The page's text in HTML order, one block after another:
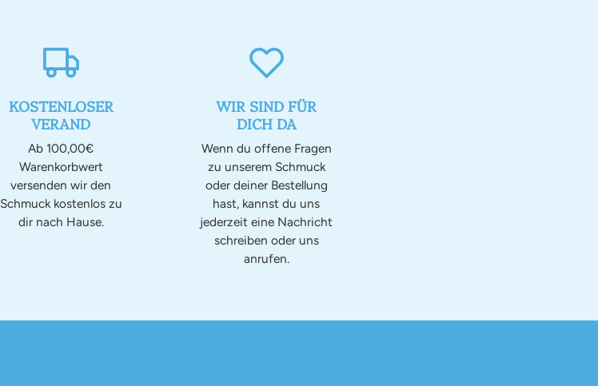
KOSTENLOSER
VERAND
Ab 100,00€
Warenkorbwert
versenden wir den
Schmuck kostenlos zu
dir nach Hause.
WIR SIND FÜR
DICH DA
Wenn du offene Fragen
zu unserem Schmuck
oder deiner Bestellung
hast, kannst du uns
jederzeit eine Nachricht
schreiben oder uns
anrufen.